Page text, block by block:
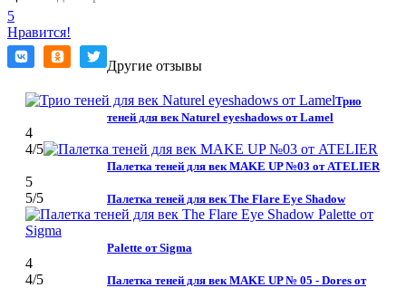
5
Нравится!
Другие отзывы
Трио
теней для век Naturel eyeshadows от Lamel
4
4/5
Палетка теней для век MAKE UP №03 от ATELIER
5
5/5 Палетка теней для век The Flare Eye Shadow
Palette от Sigma
4
4/5 Палетка теней для век MAKE UP № 05 - Dores от